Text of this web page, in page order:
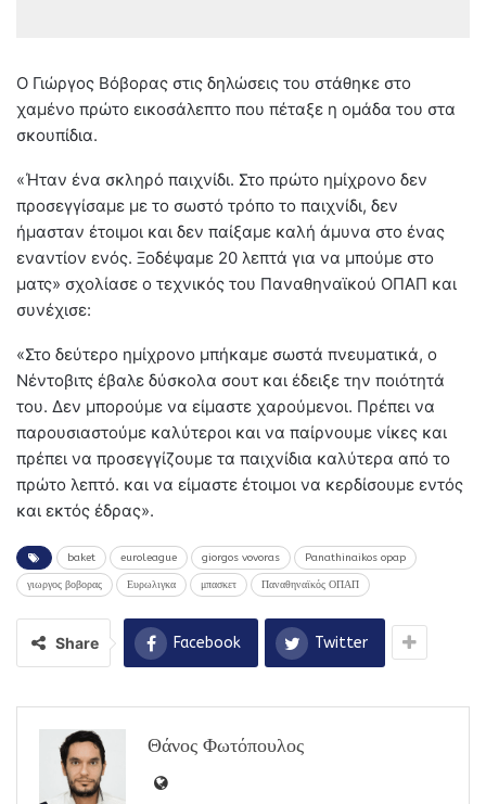
Ο Γιώργος Βόβορας στις δηλώσεις του στάθηκε στο
χαμένο πρώτο εικοσάλεπτο που πέταξε η ομάδα του στα
σκουπίδια.
«Ήταν ένα σκληρό παιχνίδι. Στο πρώτο ημίχρονο δεν
προσεγγίσαμε με το σωστό τρόπο το παιχνίδι, δεν
ήμασταν έτοιμοι και δεν παίξαμε καλή άμυνα στο ένας
εναντίον ενός. Ξοδέψαμε 20 λεπτά για να μπούμε στο
ματς» σχολίασε ο τεχνικός του Παναθηναϊκού ΟΠΑΠ και
συνέχισε:
«Στο δεύτερο ημίχρονο μπήκαμε σωστά πνευματικά, ο
Νέντοβιτς έβαλε δύσκολα σουτ και έδειξε την ποιότητά
του. Δεν μπορούμε να είμαστε χαρούμενοι. Πρέπει να
παρουσιαστούμε καλύτεροι και να παίρνουμε νίκες και
πρέπει να προσεγγίζουμε τα παιχνίδια καλύτερα από το
πρώτο λεπτό. και να είμαστε έτοιμοι να κερδίσουμε εντός
και εκτός έδρας».
baket euroleague giorgos vovoras Panathinaikos opap
γιωργος βοβορας Ευρωλιγκα μπασκετ Παναθηναϊκός ΟΠΑΠ
Share Facebook Twitter
Θάνος Φωτόπουλος